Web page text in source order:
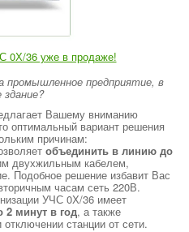
0Х/36 уже в продаже!
промышленное предприятие, в
здание?
Вашему вниманию
оптимальный вариант решения
причинам:
объединить в линию до
двухжильным кабелем,
Подобное решение избавит Вас
часам сеть 220В.
УЧС 0Х/36 имеет
2 минут в год, а также
станции от сети.